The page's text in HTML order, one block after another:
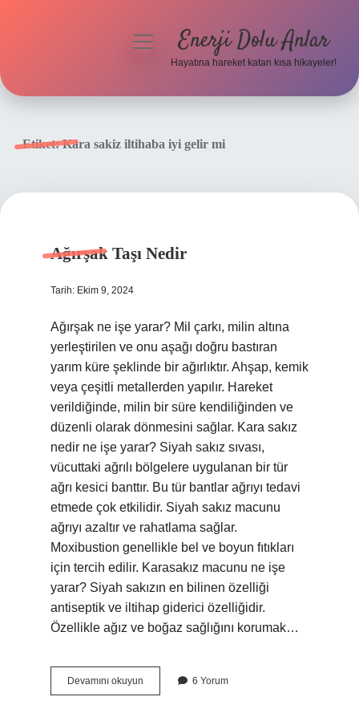
menüyüEnerji Dolu Anlar
Hayatına hareket katan kısa hikayeler!
Etiket:Kara sakiz iltihaba iyi gelir mi
Ağırşak Taşı Nedir
Tarih: Ekim 9, 2024
Ağırşak ne işe yarar? Mil çarkı, milin altına
yerleştirilen ve onu aşağı doğru bastıran
yarım küre şeklinde bir ağırlıktır. Ahşap, kemik
veya çeşitli metallerden yapılır. Hareket
verildiğinde, milin bir süre kendiliğinden ve
düzenli olarak dönmesini sağlar. Kara sakız
nedir ne işe yarar? Siyah sakız sıvası,
vücuttaki ağrılı bölgelere uygulanan bir tür
ağrı kesici banttır. Bu tür bantlar ağrıyı tedavi
etmede çok etkilidir. Siyah sakız macunu
ağrıyı azaltır ve rahatlama sağlar.
Moxibustion genellikle bel ve boyun fıtıkları
için tercih edilir. Karasakız macunu ne işe
yarar? Siyah sakızın en bilinen özelliği
antiseptik ve iltihap giderici özelliğidir.
Özellikle ağız ve boğaz sağlığını korumak…
Devamını okuyun
Taşı
6 Yorum